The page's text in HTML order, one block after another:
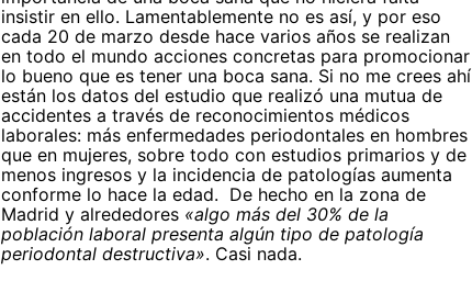
insistir en ello. Lamentablemente no es así, y por eso
cada 20 de marzo desde hace varios años se realizan
en todo el mundo acciones concretas para promocionar
lo bueno que es tener una boca sana. Si no me crees ahí
están los datos del estudio que realizó una mutua de
accidentes a través de reconocimientos médicos
laborales: más enfermedades periodontales en hombres
que en mujeres, sobre todo con estudios primarios y de
menos ingresos y la incidencia de patologías aumenta
conforme lo hace la edad. De hecho en la zona de
Madrid y alrededores «algo más del 30% de la
población laboral presenta algún tipo de patología
periodontal destructiva». Casi nada.